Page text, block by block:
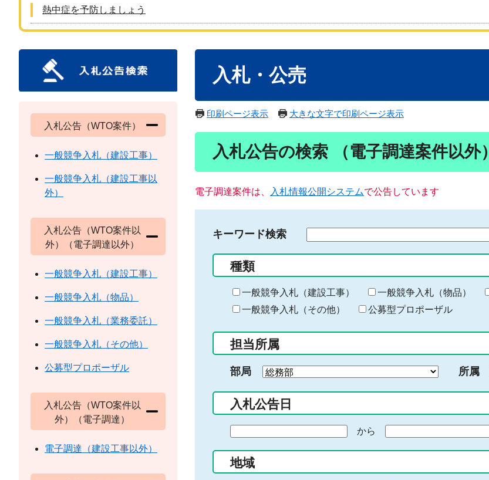
熱中症を予防しましょう
入札・公売
印刷ページ表示 大きな文字で印刷ページ表示
入札公告の検索 （電子調達案件以外）
電子調達案件は、 入札情報公開システムで公告しています
キーワード検索
る
キ
ー
ー
入
力
種類
一般競争入札（建設工事） 一般競争入札（物品）
一般競争入札（その他）
公募型プロポーザル
担当所属
部局 所属
入札公告日
の
始
から
終
地域
入札公告（WTO案件）
一般競争入札（建設工事）
一般競争入札（建設工事以
外）
入札公告（WTO案件以
外）（電子調達以外）
一般競争入札（建設工事）
一般競争入札（物品）
一般競争入札（業務委託）
一般競争入札（その他）
公募型プロポーザル
入札公告（WTO案件以
外）（電子調達）
電子調達（建設工事以外）